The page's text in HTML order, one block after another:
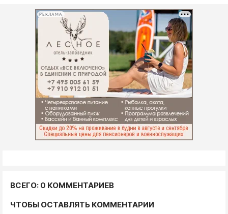
РЕКЛАМА
ВСЕГО: 0 КОММЕНТАРИЕВ
ЧТОБЫ ОСТАВЛЯТЬ КОММЕНТАРИИ